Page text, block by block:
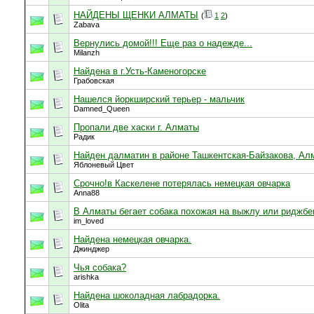
НАЙДЕНЫ ЩЕНКИ АЛМАТЫ ( 1 2)
Zabava
Вернулись домой!!! Еще раз о надежде...
Milanzh
Найдена в г.Усть-Каменогорске
Грабовская
Нашелся йоркширский терьер - мальчик
Damned_Queen
Пропали две хаски г. Алматы
Радик
Найден далматин в районе Ташкентская-Байзакова,
Яблоневый Цвет
Срочно!в Каскелене потерялась немецкая овчарка
Anna88
В Алматы бегает собака похожая на выжлу или
im_loved
Найдена немецкая овчарка.
Джинджер
Чья собака?
arishka
Найдена шоколадная лабрадорка.
Olita